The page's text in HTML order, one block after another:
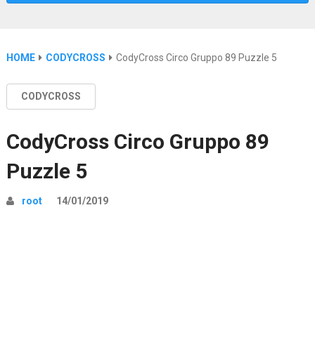
HOME CODYCROSS CodyCross Circo Gruppo 89 Puzzle 5
CODYCROSS
CodyCross Circo Gruppo 89
Puzzle 5
root 14/01/2019